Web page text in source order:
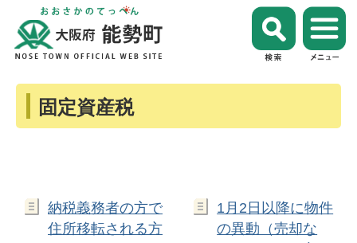
固定資産税
納税義務者の方で
住所移転される方
1月2日以降に物件
の異動（売却な